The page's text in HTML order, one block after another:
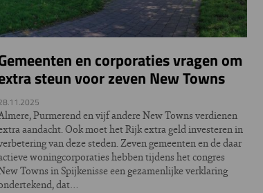
en corporaties vragen om
steun voor zeven New Towns
Purmerend en vijf andere New Towns verdienen
aandacht. Ook moet het Rijk extra geld investeren in
van deze steden. Zeven gemeenten en de daar
woningcorporaties hebben tijdens het congres
Towns in Spijkenisse een gezamenlijke verklaring
dat…